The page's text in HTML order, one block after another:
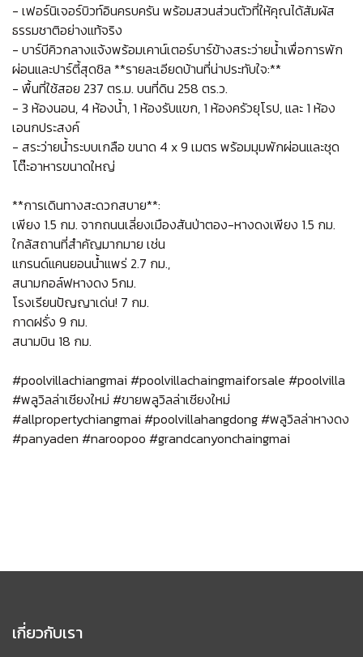
- เฟอร์นิเจอร์บิวท์อินครบครัน พร้อมสวนส่วนตัวที่ให้คุณได้สัมผัส
ธรรมชาติอย่างแท้จริง
- บาร์บีคิวกลางแจ้งพร้อมเคาน์เตอร์บาร์ข้างสระว่ายน้ำเพื่อการพัก
ผ่อนและปาร์ตี้สุดชิล **รายละเอียดบ้านที่น่าประทับใจ:**
- พื้นที่ใช้สอย 237 ตร.ม. บนที่ดิน 258 ตร.ว.
- 3 ห้องนอน, 4 ห้องน้ำ, 1 ห้องรับแขก, 1 ห้องครัวยุโรป, และ 1 ห้อง
เอนกประสงค์
- สระว่ายน้ำระบบเกลือ ขนาด 4 x 9 เมตร พร้อมมุมพักผ่อนและชุด
โต๊ะอาหารขนาดใหญ่
**การเดินทางสะดวกสบาย**:
เพียง 1.5 กม. จากถนนเลี่ยงเมืองสันป่าตอง-หางดงเพียง 1.5 กม.
ใกล้สถานที่สำคัญมากมาย เช่น
แกรนด์แคนยอนน้ำแพร่ 2.7 กม.,
สนามกอล์ฟหางดง 5กม.
โรงเรียนปัญญาเด่น! 7 กม.
กาดฝรั่ง 9 กม.
สนามบิน 18 กม.
#poolvillachiangmai #poolvillachaingmaiforsale #poolvilla
#พลูวิลล่าเชียงใหม่ #ขายพลูวิลล่าเชียงใหม่
#allpropertychiangmai #poolvillahangdong #พลูวิลล่าหางดง
#panyaden #naroopoo #grandcanyonchaingmai
เกี่ยวกับเรา